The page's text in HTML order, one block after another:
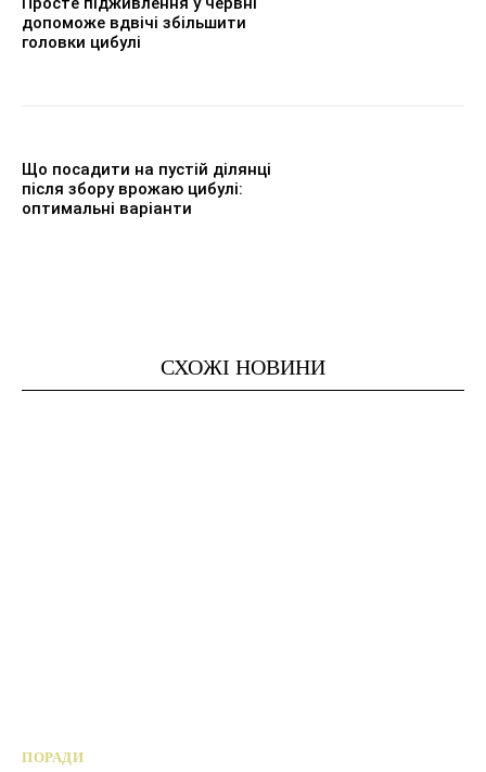
допоможе вдвічі збільшити
головки цибулі
Що посадити на пустій ділянці
після збору врожаю цибулі:
оптимальні варіанти
СХОЖІ НОВИНИ
ПОРАДИ